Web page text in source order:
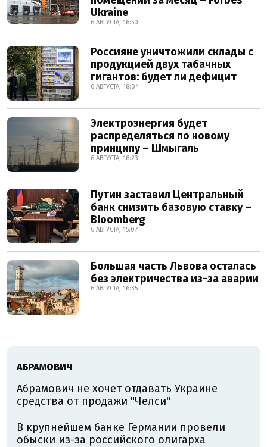
Ukraine
6 АВГУСТА, 16:50
Россияне уничтожили склады с
продукцией двух табачных
гигантов: будет ли дефицит
6 АВГУСТА, 18:04
Электроэнергия будет
распределяться по новому
принципу – Шмыгаль
6 АВГУСТА, 18:23
Путин заставил Центральный
банк снизить базовую ставку –
Bloomberg
6 АВГУСТА, 15:07
Большая часть Львова осталась
без электричества из-за аварии
6 АВГУСТА, 16:35
АБРАМОВИЧ
Абрамович не хочет отдавать Украине
средства от продажи "Челси"
В крупнейшем банке Германии провели
обыски из-за российского олигарха